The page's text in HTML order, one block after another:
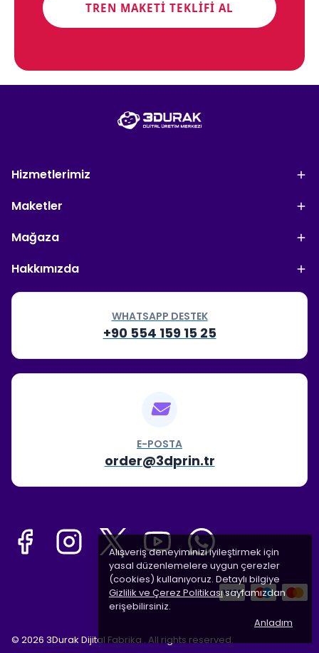
Alışveriş deneyiminizi iyileştirmek için
yasal düzenlemelere uygun çerezler
(cookies) kullanıyoruz. Detaylı bilgiye
Gizlilik ve Çerez Politikasısayfamızdan
erişebilirsiniz.
Anladım
TREN MAKETI TEKLIFI AL
Hizmetlerimiz
Maketler
Mağaza
Hakkımızda
WHATSAPP DESTEK
+90 554 159 15 25
E-POSTA
order@3dprin.tr
© 2026 3Durak Dijital Fabrika . All rights reserved.